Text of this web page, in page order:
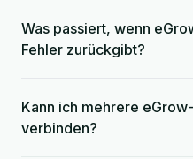
Was passiert, wenn
Fehler zurückgibt?
Kann ich mehrere
verbinden?